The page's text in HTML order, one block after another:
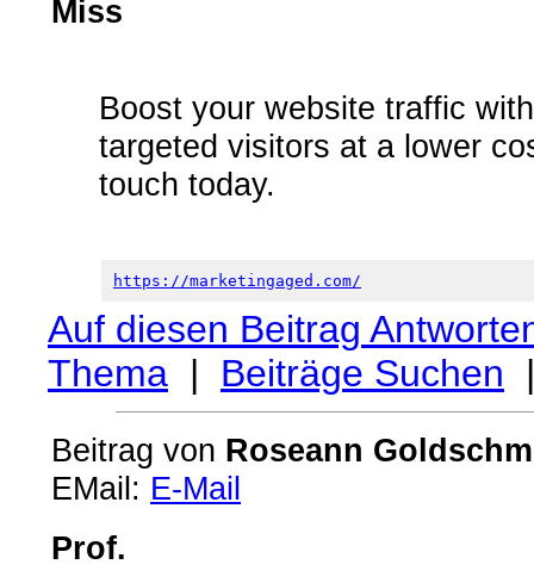
Miss
Boost your website traffic
targeted visitors at a lower
touch today.
https://marketingaged.com/
Auf diesen Beitrag
Thema | Beiträge Suchen
Beitrag von Roseann
EMail: E-Mail
Prof.